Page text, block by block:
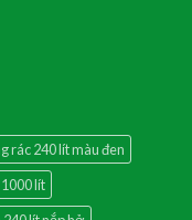
rác 240 lít màu đen
lít